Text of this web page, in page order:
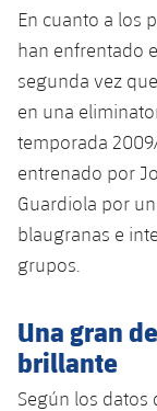
Agenda
Noticias
Hockey
Hockey
Patinaje
plusicon
más
Actualidad
Plantilla
Agenda
Escuela
Rugby
Resultados
Voleibol
Voleibol
Voleibol
Apúntate
Apúntate
Carnet
PLUSICON
MÁS
League
En cuanto a los
han enfrentado
segunda vez
en una
temporada
entrenado por
Guardiola por
blaugranas e
grupos.
Una gran
brillante
Según los datos